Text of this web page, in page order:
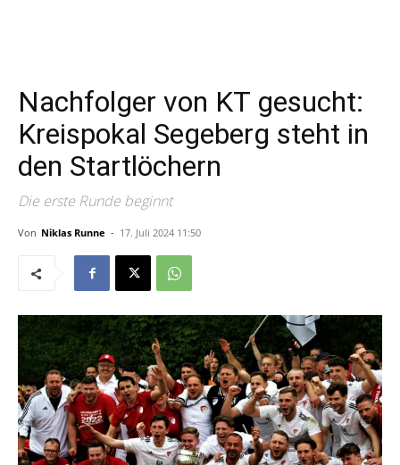
Nachfolger von KT gesucht:
Kreispokal Segeberg steht in
den Startlöchern
Die erste Runde beginnt
Von Niklas Runne - 17. Juli 2024 11:50